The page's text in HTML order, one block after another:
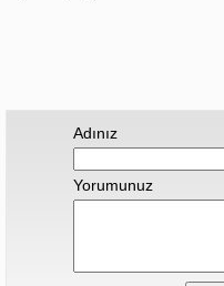
Adınız
Yorumunuz